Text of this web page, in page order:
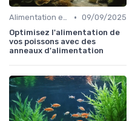
Alimentation et nutrition • 09/09/2025
Optimisez l'alimentation de
vos poissons avec des
anneaux d'alimentation